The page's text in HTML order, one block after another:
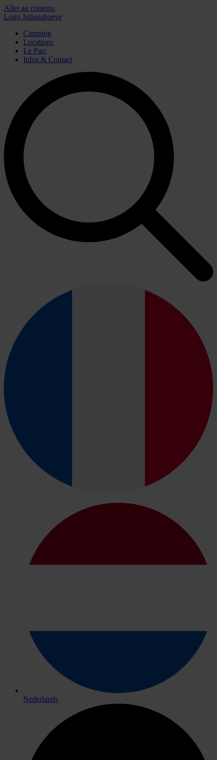
Aller au contenu
Logo Julianahoeve
Camping
Locations
Le Parc
Infos & Contact
Nederlands